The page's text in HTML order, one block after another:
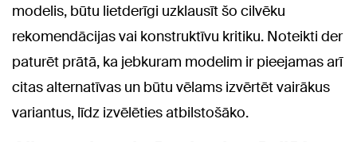
modelis, būtu lietderīgi uzklausīt šo cilvēku
rekomendācijas vai konstruktīvu kritiku. Noteikti der
paturēt prātā, ka jebkuram modelim ir pieejamas arī
citas alternatīvas un būtu vēlams izvērtēt vairākus
variantus, līdz izvēlēties atbilstošāko.